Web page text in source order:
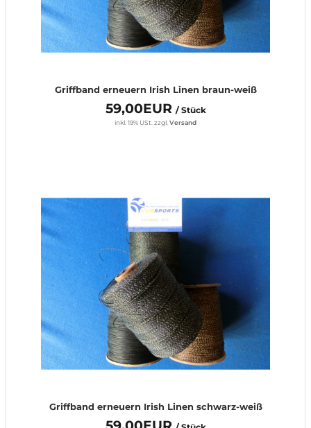
Griffband erneuern Irish Linen braun-weiß
59,00EUR / Stück
inkl. 19% USt. zzgl. Versand
Griffband erneuern Irish Linen schwarz-weiß